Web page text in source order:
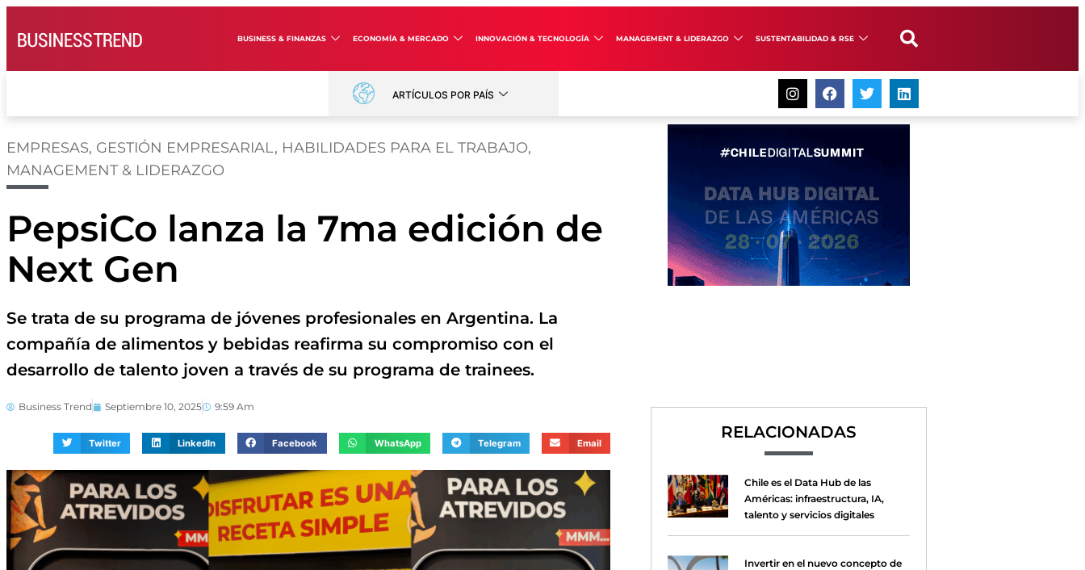
BUSINESS & FINANZAS ECONOMÍA & MERCADO INNOVACIÓN & TECNOLOGÍA MANAGEMENT & LIDERAZGO SUSTENTABILIDAD & RSE
ARTÍCULOS POR PAÍS
EMPRESAS, GESTIÓN EMPRESARIAL, HABILIDADES PARA EL TRABAJO,
MANAGEMENT & LIDERAZGO
PepsiCo lanza la 7ma edición de
Next Gen
Se trata de su programa de jóvenes profesionales en Argentina. La
compañía de alimentos y bebidas reafirma su compromiso con el
desarrollo de talento joven a través de su programa de trainees.
Business Trend Septiembre 10, 2025 9:59 Am
Twitter LinkedIn Facebook WhatsApp Telegram Email
RELACIONADAS
Chile es el Data Hub de las
Américas: infraestructura, IA,
talento y servicios digitales
Invertir en el nuevo concepto de